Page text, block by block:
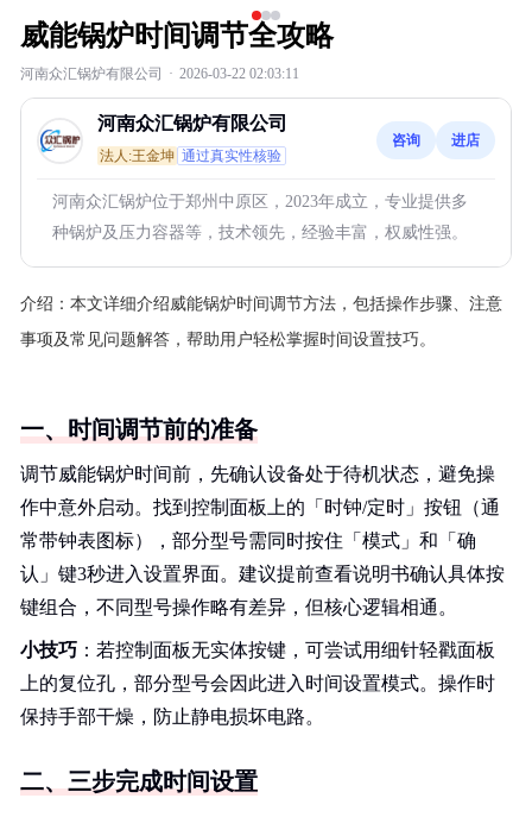
威能锅炉时间调节全攻略
河南众汇锅炉有限公司 · 2026-03-22 02:03:11
河南众汇锅炉有限公司
法人:王金坤 通过真实性核验
咨询 进店
河南众汇锅炉位于郑州中原区，2023年成立，专业提供多
种锅炉及压力容器等，技术领先，经验丰富，权威性强。
介绍： 本文详细介绍威能锅炉时间调节方法，包括操作步骤、注意
事项及常见问题解答，帮助用户轻松掌握时间设置技巧。
一、时间调节前的准备
调节威能锅炉时间前，先确认设备处于待机状态，避免操
作中意外启动。找到控制面板上的「时钟/定时」按钮（通
常带钟表图标），部分型号需同时按住「模式」和「确
认」键3秒进入设置界面。建议提前查看说明书确认具体按
键组合，不同型号操作略有差异，但核心逻辑相通。
小技巧 ：若控制面板无实体按键，可尝试用细针轻戳面板
上的复位孔，部分型号会因此进入时间设置模式。操作时
保持手部干燥，防止静电损坏电路。
二、三步完成时间设置